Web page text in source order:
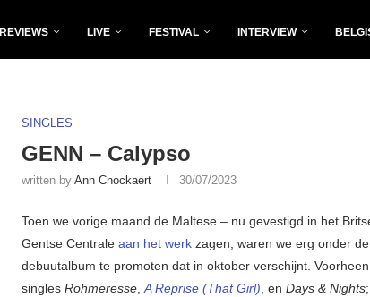
REVIEWS LIVE FESTIVAL INTERVIEW
SINGLES
GENN – Calypso
written by Ann Cnockaert 30/07/2023
Toen we vorige maand de Maltese – nu gevestigd in het
Gentse Centrale aan het werk zagen, waren we erg onder
debuutalbum te promoten dat in oktober verschijnt.
singles Rohmeresse,A Reprise (That Girl), en Days & Nights